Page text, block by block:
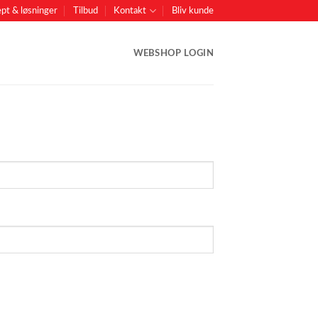
& løsninger Tilbud Kontakt Bliv kunde
WEBSHOP LOGIN